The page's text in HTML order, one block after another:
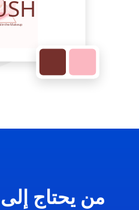
من يحتاج